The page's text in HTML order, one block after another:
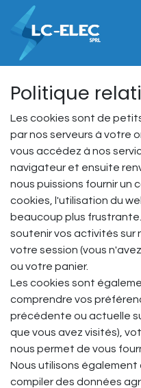
Se rendre au contenu
Politique
Les cookies sont de
par nos serveurs à votre
vous accédez à nos
navigateur et ensuite
nous puissions fournir un
cookies, l'utilisation du
beaucoup plus
soutenir vos activités sur
votre session (vous
ou votre panier.
Les cookies sont
comprendre vos
précédente ou actuelle
que vous avez visités),
nous permet de vous
Nous utilisons également
compiler des données